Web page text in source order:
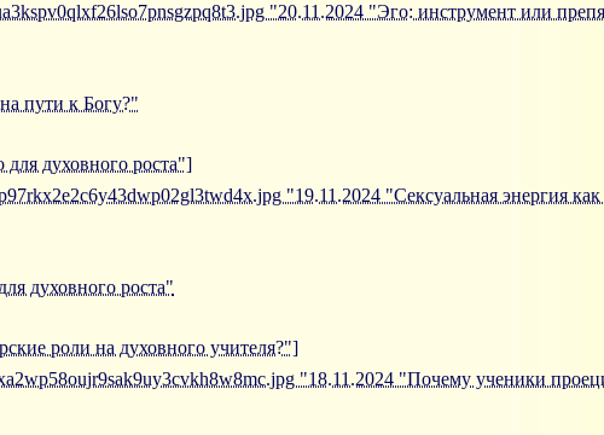
"20.11.2024 "Эго: инструмент или
пути к Богу?"
для духовного роста"]
"19.11.2024 "Сексуальная энергия
духовного роста"
роли на духовного учителя?"]
"18.11.2024 "Почему ученики